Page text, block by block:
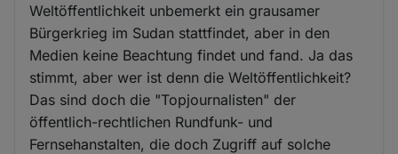
Weltöffentlichkeit unbemerkt ein grausamer
Bürgerkrieg im Sudan stattfindet, aber in den
Medien keine Beachtung findet und fand. Ja das
stimmt, aber wer ist denn die Weltöffentlichkeit?
Das sind doch die "Topjournalisten" der
öffentlich-rechtlichen Rundfunk- und
Fernsehanstalten, die doch Zugriff auf solche